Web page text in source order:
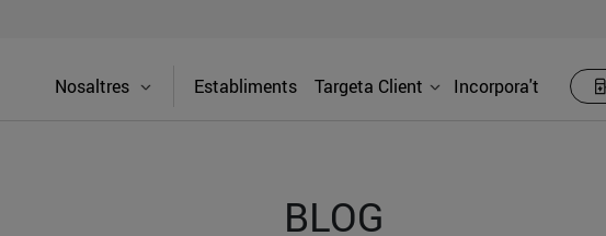
Nosaltres Establiments Targeta Client Incorpora't
BLOG